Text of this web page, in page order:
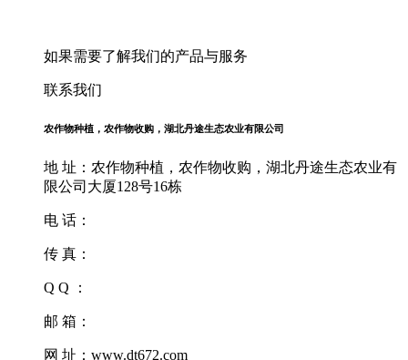
如果需要了解我们的产品与服务
联系我们
农作物种植，农作物收购，湖北丹途生态农业有限公司
地 址：农作物种植，农作物收购，湖北丹途生态农业有
限公司大厦128号16栋
电 话：
传 真：
Q Q ：
邮 箱：
网 址：www.dt672.com